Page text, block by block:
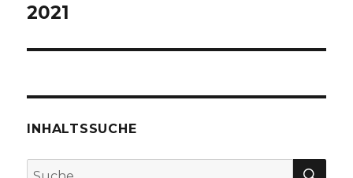
2021
INHALTSSUCHE
Suche